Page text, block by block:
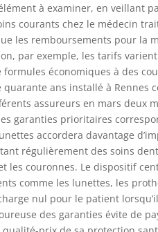
à examiner, en veillant
courants chez le médecin
les remboursements pour la
par exemple, les tarifs
économiques à des
ans installé à Rennes
assureurs en mars deux
garanties prioritaires
accordera davantage
régulièrement des soins
les couronnes. Le dispositif
comme les lunettes, les
nul pour le patient
des garanties évite de